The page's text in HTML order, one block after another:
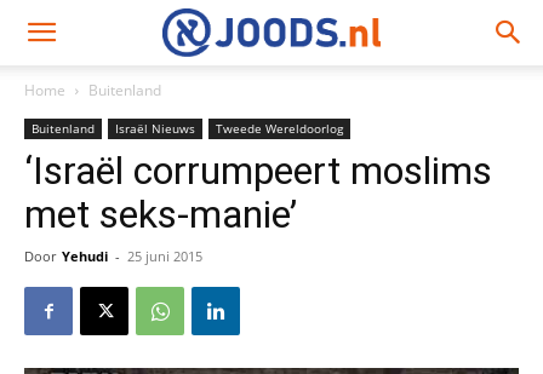
Home Buitenland
Buitenland Israël Nieuws Tweede Wereldoorlog
‘Israël corrumpeert moslims
met seks-manie’
Door Yehudi - 25 juni 2015